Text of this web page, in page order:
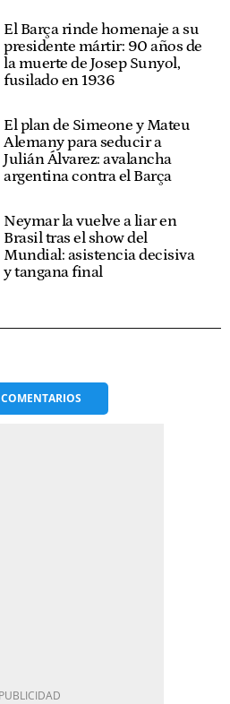
El Barça rinde homenaje a su
presidente mártir: 90 años de
la muerte de Josep Sunyol,
fusilado en 1936
El plan de Simeone y Mateu
Alemany para seducir a
Julián Álvarez: avalancha
argentina contra el Barça
Neymar la vuelve a liar en
Brasil tras el show del
Mundial: asistencia decisiva
y tangana final
COMENTARIOS